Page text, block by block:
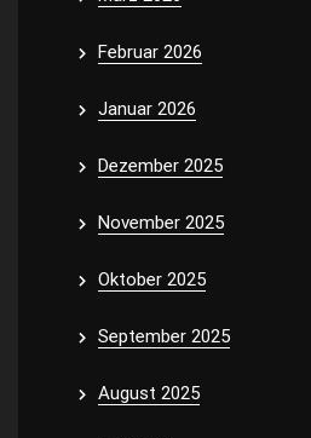
Februar 2026
Januar 2026
Dezember 2025
November 2025
Oktober 2025
September 2025
August 2025